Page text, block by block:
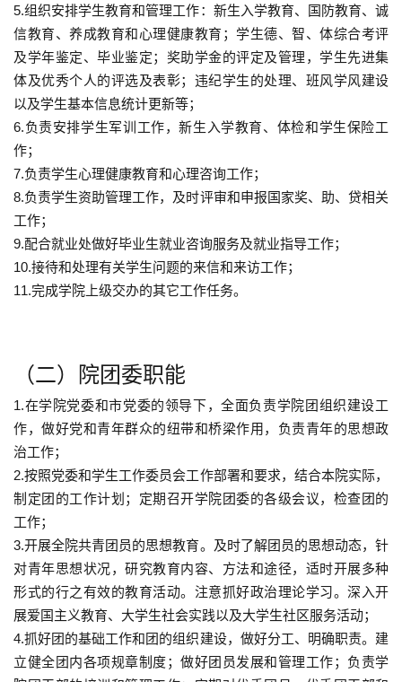
5.组织安排学生教育和管理工作：新生入学教育、国防教育、诚
信教育、养成教育和心理健康教育；学生德、智、体综合考评
及学年鉴定、毕业鉴定；奖助学金的评定及管理，学生先进集
体及优秀个人的评选及表彰；违纪学生的处理、班风学风建设
以及学生基本信息统计更新等；
6.负责安排学生军训工作，新生入学教育、体检和学生保险工
作；
7.负责学生心理健康教育和心理咨询工作；
8.负责学生资助管理工作，及时评审和申报国家奖、助、贷相关
工作；
9.配合就业处做好毕业生就业咨询服务及就业指导工作；
10.接待和处理有关学生问题的来信和来访工作；
11.完成学院上级交办的其它工作任务。
（二）院团委职能
1.在学院党委和市党委的领导下，全面负责学院团组织建设工
作，做好党和青年群众的纽带和桥梁作用，负责青年的思想政
治工作；
2.按照党委和学生工作委员会工作部署和要求，结合本院实际，
制定团的工作计划；定期召开学院团委的各级会议，检查团的
工作；
3.开展全院共青团员的思想教育。及时了解团员的思想动态，针
对青年思想状况，研究教育内容、方法和途径，适时开展多种
形式的行之有效的教育活动。注意抓好政治理论学习。深入开
展爱国主义教育、大学生社会实践以及大学生社区服务活动；
4.抓好团的基础工作和团的组织建设，做好分工、明确职责。建
立健全团内各项规章制度；做好团员发展和管理工作；负责学